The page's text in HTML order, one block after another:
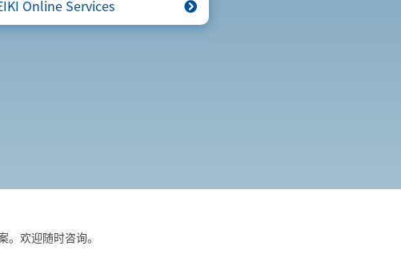
Online Services
欢迎随时咨询。